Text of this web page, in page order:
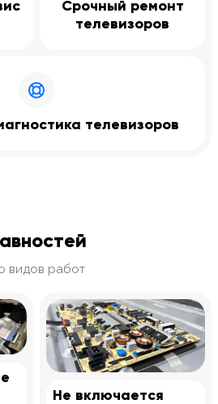
Срочный ремонт
телевизоров
телевизоров
видов работ
Не включается